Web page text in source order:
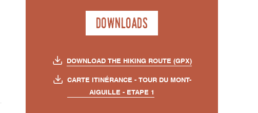
Downloads
DOWNLOAD THE HIKING ROUTE (GPX)
CARTE ITINÉRANCE - TOUR DU MONT-
AIGUILLE - ETAPE 1